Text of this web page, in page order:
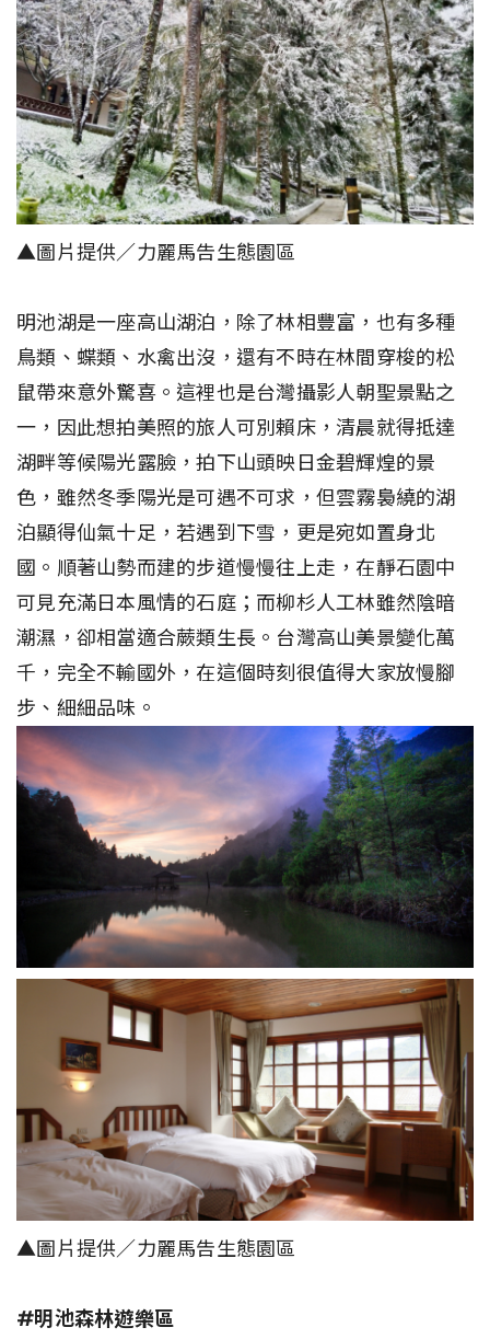
▲圖片提供／力麗馬告生態園區
明池湖是一座高山湖泊，除了林相豐富，也有多種
鳥類、蝶類、水禽出沒，還有不時在林間穿梭的松
鼠帶來意外驚喜。這裡也是台灣攝影人朝聖景點之
一，因此想拍美照的旅人可別賴床，清晨就得抵達
湖畔等候陽光露臉，拍下山頭映日金碧輝煌的景
色，雖然冬季陽光是可遇不可求，但雲霧裊繞的湖
泊顯得仙氣十足，若遇到下雪，更是宛如置身北
國。順著山勢而建的步道慢慢往上走，在靜石園中
可見充滿日本風情的石庭；而柳杉人工林雖然陰暗
潮濕，卻相當適合蕨類生長。台灣高山美景變化萬
千，完全不輸國外，在這個時刻很值得大家放慢腳
步、細細品味。
▲圖片提供／力麗馬告生態園區
#明池森林遊樂區